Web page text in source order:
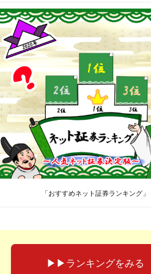
「おすすめネット証券ランキング」
▶︎▶︎ランキングをみる